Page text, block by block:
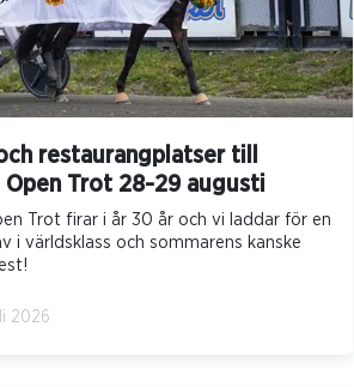
restaurangplatser till
Open Trot 28-29 augusti
Trot firar i år 30 år och vi laddar för en
i världsklass och sommarens kanske
2026